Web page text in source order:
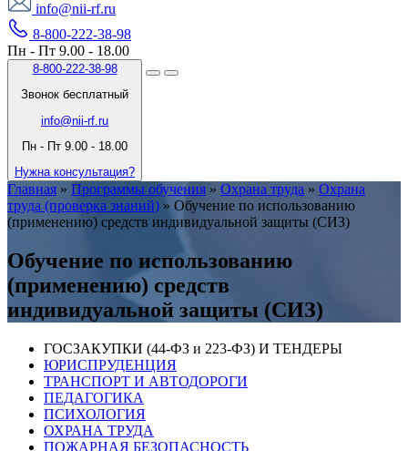
info@nii-rf.ru
8-800-222-38-98
Пн - Пт 9.00 - 18.00
8-800-222-38-98
Звонок бесплатный
info@nii-rf.ru
Пн - Пт 9.00 - 18.00
Нужна консультация?
Главная » Программы обучения » Охрана труда » Охрана
труда (проверка знаний) » Обучение по использованию
(применению) средств индивидуальной защиты (СИЗ)
Обучение по использованию
(применению) средств
индивидуальной защиты (СИЗ)
ГОСЗАКУПКИ (44-ФЗ и 223-ФЗ) И ТЕНДЕРЫ
ЮРИСПРУДЕНЦИЯ
ТРАНСПОРТ И АВТОДОРОГИ
ПЕДАГОГИКА
ПСИХОЛОГИЯ
ОХРАНА ТРУДА
ПОЖАРНАЯ БЕЗОПАСНОСТЬ